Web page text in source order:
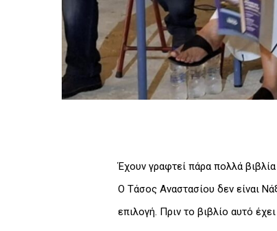
Έχουν γραφτεί πάρα πολλά
Ο Τάσος Αναστασίου δεν είναι
επιλογή. Πριν το βιβλίο αυτό